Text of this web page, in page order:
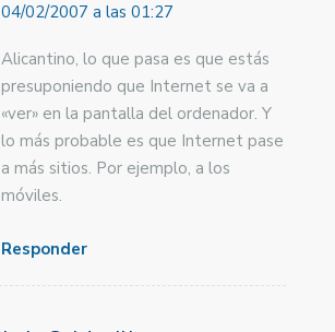
04/02/2007 a las 01:27
Alicantino, lo que pasa es que estás
presuponiendo que Internet se va a
«ver» en la pantalla del ordenador. Y
lo más probable es que Internet pase
a más sitios. Por ejemplo, a los
móviles.
Responder